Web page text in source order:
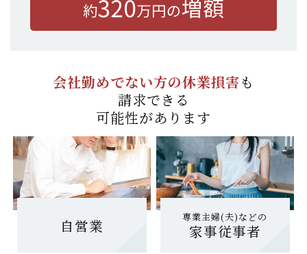
会社勤めでない方の休業損害も
請求できる
可能性があります
自営業 専業主婦(夫)などの
家事従事者